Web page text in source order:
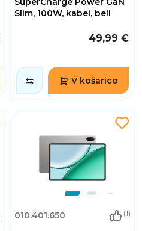
Slim, 100W, kabel, beli
49,99 €
V košarico
010.401.650 (1)